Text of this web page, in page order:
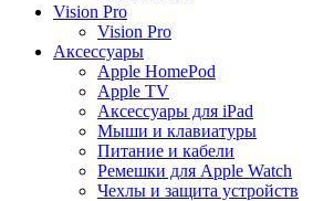
Vision Pro
Vision Pro
Аксессуары
Apple HomePod
Apple TV
Аксессуары для iPad
Мыши и клавиатуры
Питание и кабели
Ремешки для Apple Watch
Чехлы и защита устройств